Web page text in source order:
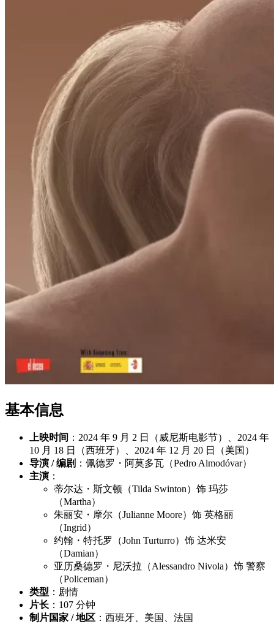
基本信息
上映时间
：2024 年 9 月 2 日（威尼斯电影节）、2024 年
10 月 18 日（西班牙）、2024 年 12 月 20 日（美国）
导演 / 编剧 ：佩德罗・阿莫多瓦（Pedro Almodóvar）
主演 ：
蒂尔达・斯文顿（Tilda Swinton）饰 玛莎
（Martha）
朱丽安・摩尔（Julianne Moore）饰 英格丽
（Ingrid）
约翰・特托罗（John Turturro）饰 达米安
（Damian）
亚历桑德罗・尼沃拉（Alessandro Nivola）饰 警察
（Policeman）
类型 ：剧情
片长 ：107 分钟
制片国家 / 地区 ：西班牙、美国、法国